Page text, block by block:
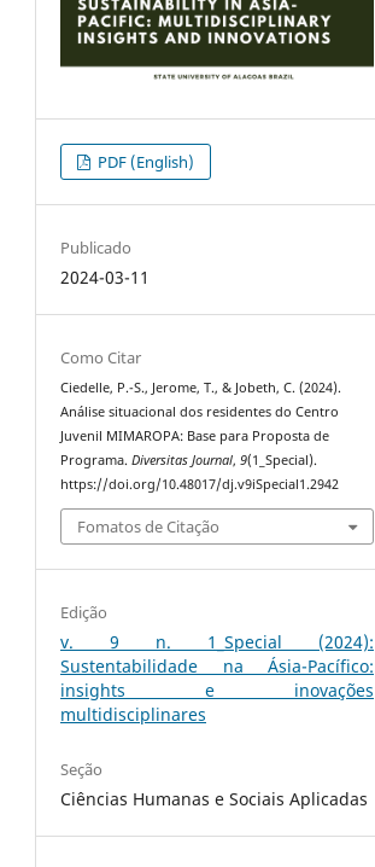
PDF (English)
Publicado
2024-03-11
Como Citar
Ciedelle, P.-S., Jerome, T., & Jobeth, C. (2024).
Análise situacional dos residentes do Centro
Juvenil MIMAROPA: Base para Proposta de
Programa.Diversitas Journal, 9(1_Special).
https://doi.org/10.48017/dj.v9iSpecial1.2942
Fomatos de Citação
Edição
v. 9 n. 1_Special (2024):
Sustentabilidade na Ásia-Pacífico:
insights e inovações
multidisciplinares
Seção
Ciências Humanas e Sociais Aplicadas